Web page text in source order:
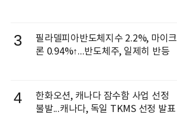
3
필라델피아반도체지수 2.2%, 마이크
론 0.94%↑...반도체주, 일제히 반등
4
한화오션, 캐나다 잠수함 사업 선정
불발...캐나다, 독일 TKMS 선정 발표